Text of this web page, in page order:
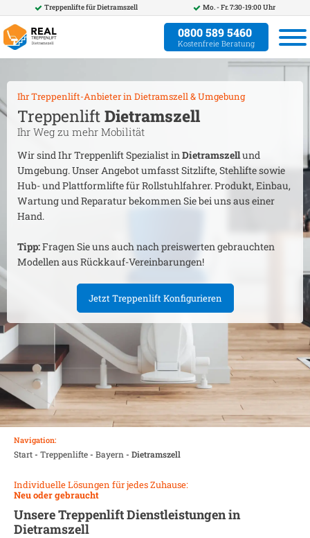
Treppenlifte fürDietramszell Mo. - Fr. 7:30-19:00 Uhr
0800 589 5460
Kostenfreie Beratung
Ihr Treppenlift-Anbieter in Dietramszell& Umgebung
Treppenlift Dietramszell
Ihr Weg zu mehr Mobilität
Wir sind Ihr Treppenlift Spezialist inDietramszellund
Umgebung. Unser Angebot umfasst Sitzlifte, Stehlifte sowie
Hub- und Plattformlifte für Rollstuhlfahrer. Produkt, Einbau,
Wartung und Reparatur bekommen Sie bei uns aus einer
Hand.
Tipp:Fragen Sie uns auch nach preiswerten gebrauchten
Modellen aus Rückkauf-Vereinbarungen!
Jetzt Treppenlift Konfigurieren
Navigation:
Start- Treppenlifte- Bayern - Dietramszell
Individuelle Lösungen für jedes Zuhause:
Neu oder gebraucht
Unsere Treppenlift Dienstleistungen in
Dietramszell